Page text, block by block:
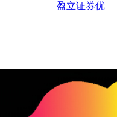
盈立证券优